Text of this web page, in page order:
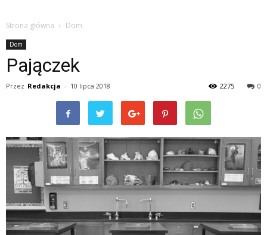
Strona główna Dom
Dom
Pajączek
Przez Redakcja - 10 lipca 2018 0
2275